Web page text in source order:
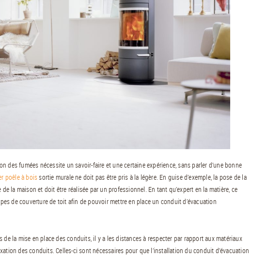
des fumées nécessite un savoir-faire et une certaine expérience, sans parler d’une bonne
poêle à boissortie murale ne doit pas être pris à la légère. En guise d’exemple, la pose de la
la maison et doit être réalisée par un professionnel. En tant qu’expert en la matière, ce
de couverture de toit afin de pouvoir mettre en place un conduit d’évacuation
la mise en place des conduits, il y a les distances à respecter par rapport aux matériaux
des conduits. Celles-ci sont nécessaires pour que l’installation du conduit d’évacuation